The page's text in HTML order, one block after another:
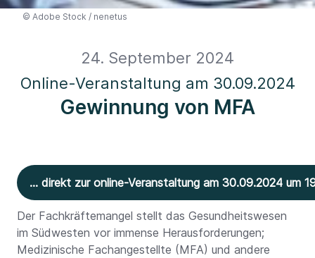
24. September 2024
Online-Veranstaltung am 30.09.2024
Gewinnung von MFA
© Adobe Stock / nenetus
... direkt zur online-Veranstaltung am 30.09.2024 um
Der Fachkräftemangel stellt das Gesundheitswesen
im Südwesten vor immense Herausforderungen;
Medizinische Fachangestellte (MFA) und andere